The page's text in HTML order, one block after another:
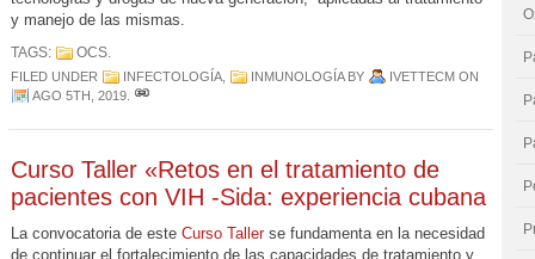
y manejo de las mismas.
TAGS: OCS.
FILED UNDER INFECTOLOGÍA INMUNOLOGÍABY IVETTECM ON
AGO 5TH, 2019
Curso Taller «Retos en el tratamiento de
pacientes con VIH -Sida: experiencia cubana
La convocatoria de este Curso Tallerse fundamenta en la necesidad
de continuar el fortalecimiento de las capacidades de tratamiento y